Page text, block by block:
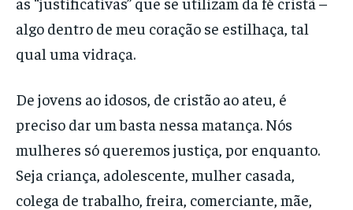
algo dentro de meu coração se estilhaça, tal
qual uma vidraça.
De jovens ao idosos, de cristão ao ateu, é
preciso dar um basta nessa matança. Nós
mulheres só queremos justiça, por enquanto.
Seja criança, adolescente, mulher casada,
colega de trabalho, freira, comerciante, mãe,